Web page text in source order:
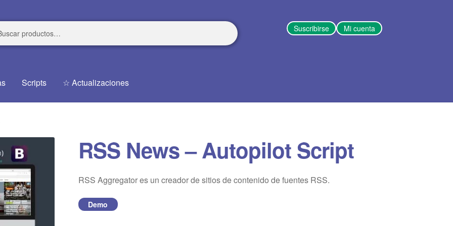
Suscribirse Mi cuenta
Scripts ☆ Actualizaciones
RSS News – Autopilot Script
RSS Aggregator es un creador de sitios de contenido de fuentes RSS.
Demo